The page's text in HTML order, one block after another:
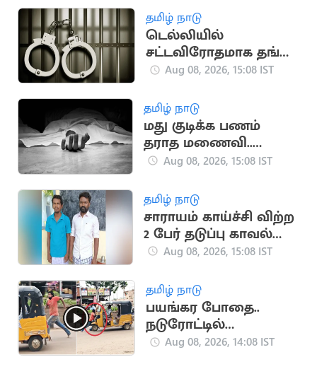
நிறைவேற்றம்
தமிழ் நாடு
டெல்லியில்
சட்டவிரோதமாக தங்கி
இருந்த ஆப்பிரிக்க
Aug 08, 2026, 15:08 IST
தமிழ் நாடு
மது குடிக்க பணம்
தராத மணைவி..
கணவர் தூக்கிட்டு
Aug 08, 2026, 15:08 IST
தமிழ் நாடு
சாராயம் காய்ச்சி விற்ற
2 பேர் தடுப்பு காவல்
சட்டத்தில் சிறையில்
Aug 08, 2026, 15:08 IST
தமிழ் நாடு
பயங்கர போதை..
நடுரோட்டில்
ஆட்டோவை கட்டி
Aug 08, 2026, 14:08 IST